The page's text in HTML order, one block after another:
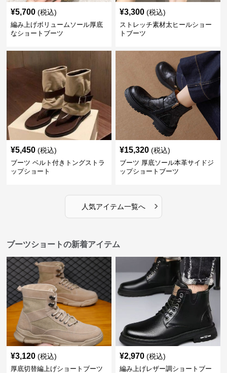
¥5,700 (税込)
編み上げボリュームソール厚底
なショートブーツ
¥3,300 (税込)
ストレッチ素材太ヒールショー
トブーツ
¥5,450 (税込)
ブーツ ベルト付きトングストラ
ップショート
¥15,320 (税込)
ブーツ 厚底ソール本革サイドジ
ップショートブーツ
人気アイテム一覧へ ›
ブーツショートの新着アイテム
¥3,120 (税込)
厚底切替編上げショートブーツ
¥2,970 (税込)
編み上げレザー調ショートブー